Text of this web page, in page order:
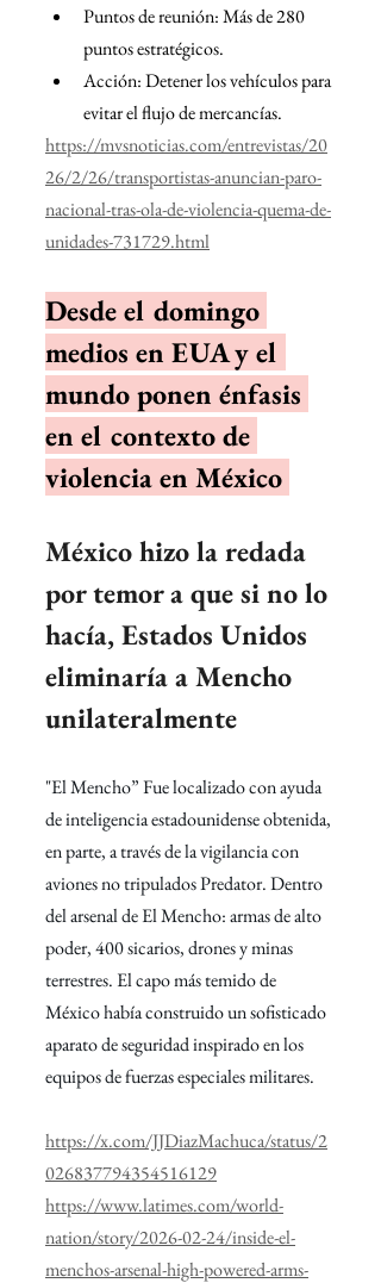
Puntos de reunión: Más de 280
puntos estratégicos.
Acción: Detener los vehículos para
evitar el flujo de mercancías.
https://mvsnoticias.com/entrevistas/20
26/2/26/transportistas-anuncian-paro-
nacional-tras-ola-de-violencia-quema-de-
unidades-731729.html
Desde el domingo
medios en EUA y el
mundo ponen énfasis
en el contexto de
violencia en México
México hizo la redada
por temor a que si no lo
hacía, Estados Unidos
eliminaría a Mencho
unilateralmente
"El Mencho” Fue localizado con ayuda
de inteligencia estadounidense obtenida,
en parte, a través de la vigilancia con
aviones no tripulados Predator. Dentro
del arsenal de El Mencho: armas de alto
poder, 400 sicarios, drones y minas
terrestres. El capo más temido de
México había construido un sofisticado
aparato de seguridad inspirado en los
equipos de fuerzas especiales militares.
https://x.com/JJDiazMachuca/status/2
026837794354516129
https://www.latimes.com/world-
nation/story/2026-02-24/inside-el-
menchos-arsenal-high-powered-arms-